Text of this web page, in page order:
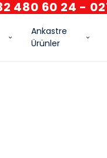
480 60 24 -
Ankastre
Ürünler